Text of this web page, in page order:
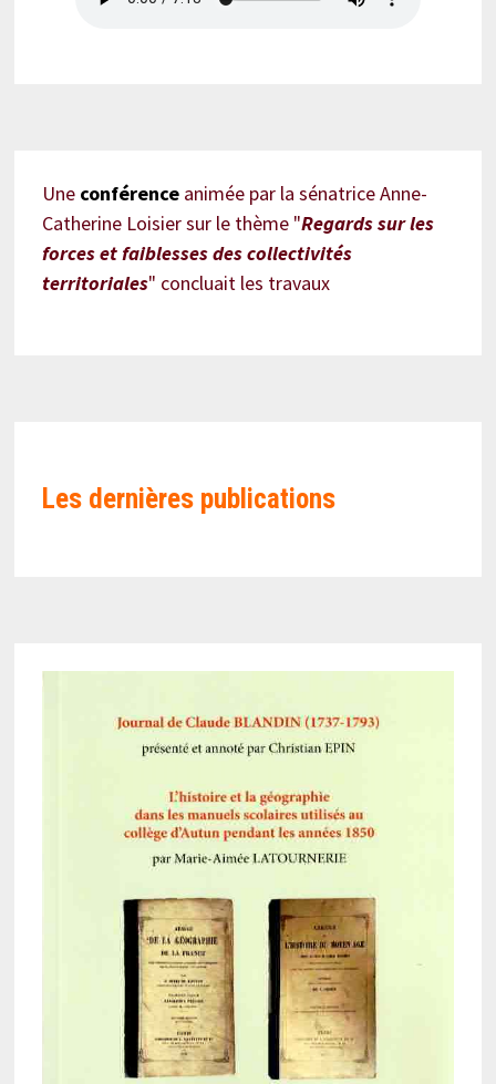
Une conférence animée par la sénatrice Anne-
Catherine Loisier sur le thème "Regards sur les
forces et faiblesses des collectivités
territoriales" concluait les travaux
Les dernières publications